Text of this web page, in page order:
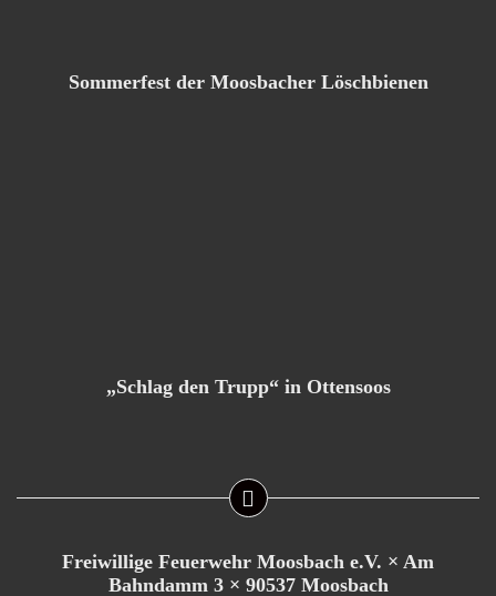
Sommerfest der Moosbacher Löschbienen
„Schlag den Trupp“ in Ottensoos
Freiwillige Feuerwehr Moosbach e.V. × Am
Bahndamm 3 × 90537 Moosbach